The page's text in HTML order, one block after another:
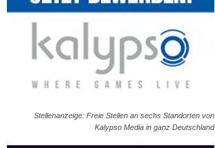
Stellenanzeige: Freie Stellen an sechs Standorten von
Kalypso Media in ganz Deutschland